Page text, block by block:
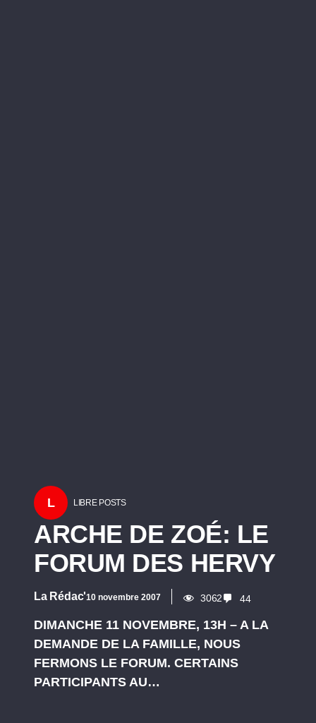
L LIBRE POSTS
ARCHE DE ZOÉ: LE
FORUM DES HERVY
La Rédac'10 novembre 2007 3062 44
DIMANCHE 11 NOVEMBRE, 13H – A LA
DEMANDE DE LA FAMILLE, NOUS
FERMONS LE FORUM. CERTAINS
PARTICIPANTS AU…